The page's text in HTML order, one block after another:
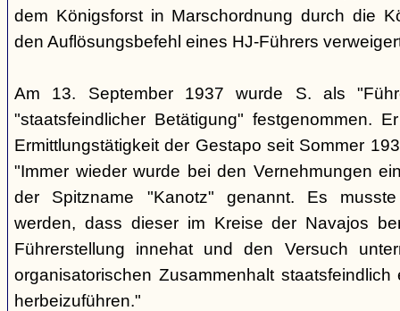
dem Königsforst in Marschordnung durch die
den Auflösungsbefehl eines HJ-Führers
Am 13. September 1937 wurde S. als
"staatsfeindlicher Betätigung" festgenommen.
Ermittlungstätigkeit der Gestapo seit Sommer
"Immer wieder wurde bei den Vernehmungen
der Spitzname "Kanotz" genannt. Es
werden, dass dieser im Kreise der Navajos
Führerstellung innehat und den Versuch
organisatorischen Zusammenhalt staatsfeindlich
herbeizuführen."